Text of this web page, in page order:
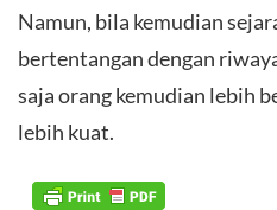
Namun, bila kemudian
bertentangan dengan
saja orang kemudian lebih
lebih kuat.